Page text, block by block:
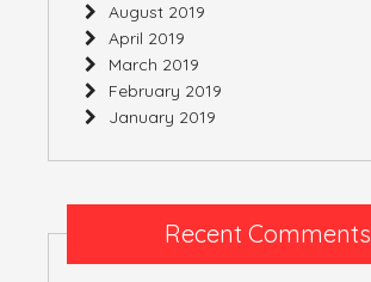
August 2019
April 2019
March 2019
February 2019
January 2019
Recent Comments